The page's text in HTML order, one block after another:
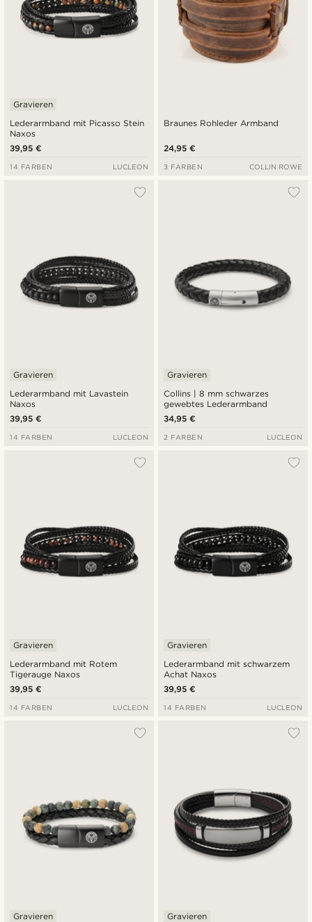
Lederarmband mit Picasso Stein
Naxos
Gravieren
39,95 €
14 FARBEN LUCLEON
Braunes Rohleder Armband
24,95 €
3 FARBEN COLLIN ROWE
Lederarmband mit Lavastein
Naxos
Gravieren
39,95 €
14 FARBEN LUCLEON
Collins | 8 mm schwarzes
gewebtes Lederarmband
Gravieren
34,95 €
2 FARBEN LUCLEON
Lederarmband mit Rotem
Tigerauge Naxos
Gravieren
39,95 €
14 FARBEN LUCLEON
Lederarmband mit schwarzem
Achat Naxos
Gravieren
39,95 €
14 FARBEN LUCLEON
Gravieren Gravieren